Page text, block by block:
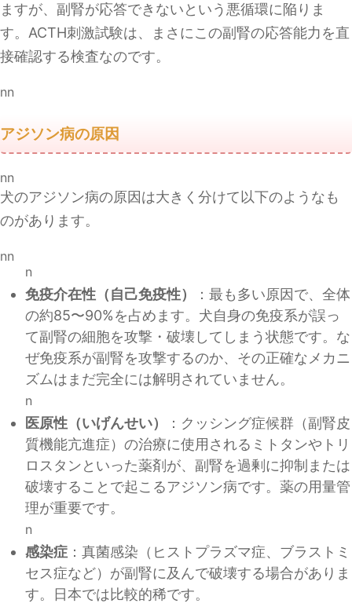
ますが、副腎が応答できないという悪循環に陥りま
す。ACTH刺激試験は、まさにこの副腎の応答能力を直
接確認する検査なのです。
nn
アジソン病の原因
nn
犬のアジソン病の原因は大きく分けて以下のようなも
のがあります。
nn
n
免疫介在性（自己免疫性）
：最も多い原因で、全体
の約85〜90%を占めます。犬自身の免疫系が誤っ
て副腎の細胞を攻撃・破壊してしまう状態です。な
ぜ免疫系が副腎を攻撃するのか、その正確なメカニ
ズムはまだ完全には解明されていません。
n
医原性（いげんせい）
：クッシング症候群（副腎皮
質機能亢進症）の治療に使用されるミトタンやトリ
ロスタンといった薬剤が、副腎を過剰に抑制または
破壊することで起こるアジソン病です。薬の用量管
理が重要です。
n
感染症 ：真菌感染（ヒストプラズマ症、ブラストミ
セス症など）が副腎に及んで破壊する場合がありま
す。日本では比較的稀です。